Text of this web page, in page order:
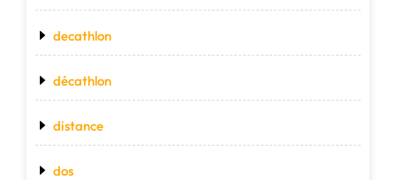
decathlon
décathlon
distance
dos